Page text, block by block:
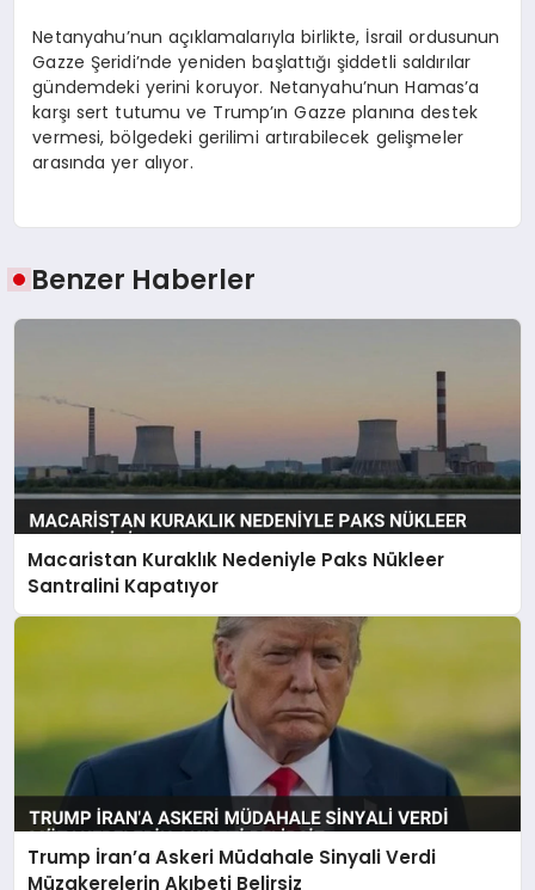
Netanyahu’nun açıklamalarıyla birlikte, İsrail ordusunun
Gazze Şeridi’nde yeniden başlattığı şiddetli saldırılar
gündemdeki yerini koruyor. Netanyahu’nun Hamas’a
karşı sert tutumu ve Trump’ın Gazze planına destek
vermesi, bölgedeki gerilimi artırabilecek gelişmeler
arasında yer alıyor.
Benzer Haberler
Macaristan Kuraklık Nedeniyle Paks Nükleer
Santralini Kapatıyor
Trump İran’a Askeri Müdahale Sinyali Verdi
Müzakerelerin Akıbeti Belirsiz